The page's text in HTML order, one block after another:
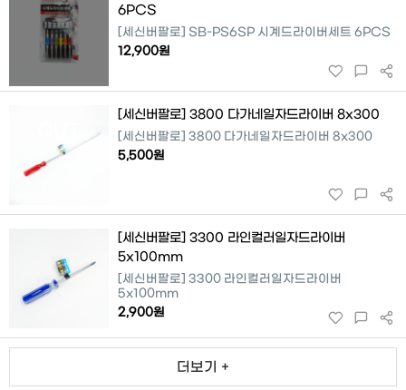
6PCS
[세신버팔로] SB-PS6SP 시계드라이버세트 6PCS
12,900원
[세신버팔로] 3800 다가네일자드라이버 8x300
[세신버팔로] 3800 다가네일자드라이버 8x300
5,500원
[세신버팔로] 3300 라인컬러일자드라이버
5x100mm
[세신버팔로] 3300 라인컬러일자드라이버
5x100mm
2,900원
더보기 +